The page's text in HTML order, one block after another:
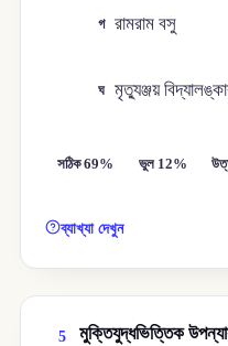
গ রামরাম বসু
ঘ মৃত্যুঞ্জয়
সঠিক 69% ভুল 12%
ব্যাখ্যা দেখুন
5 মুক্তিযুদ্ধভিত্তিক